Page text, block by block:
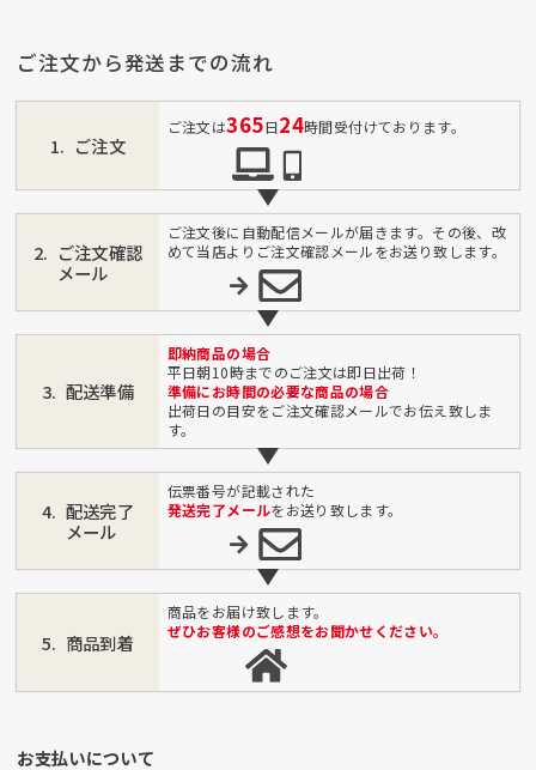
ご注文から発送までの流れ
ご注文
ご注文は365日24時間受付けております。
ご注文確認
メール
ご注文後に自動配信メールが届きます。その後、改
めて当店よりご注文確認メールをお送り致します。
配送準備
即納商品の場合
平日朝10時までのご注文は即日出荷！
準備にお時間の必要な商品の場合
出荷日の目安をご注文確認メールでお伝え致しま
す。
配送完了
メール
伝票番号が記載された
発送完了メールをお送り致します。
商品到着
商品をお届け致します。
ぜひお客様のご感想をお聞かせください。
お支払いについて